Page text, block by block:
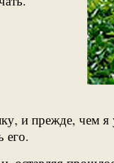
и прежде,
его.